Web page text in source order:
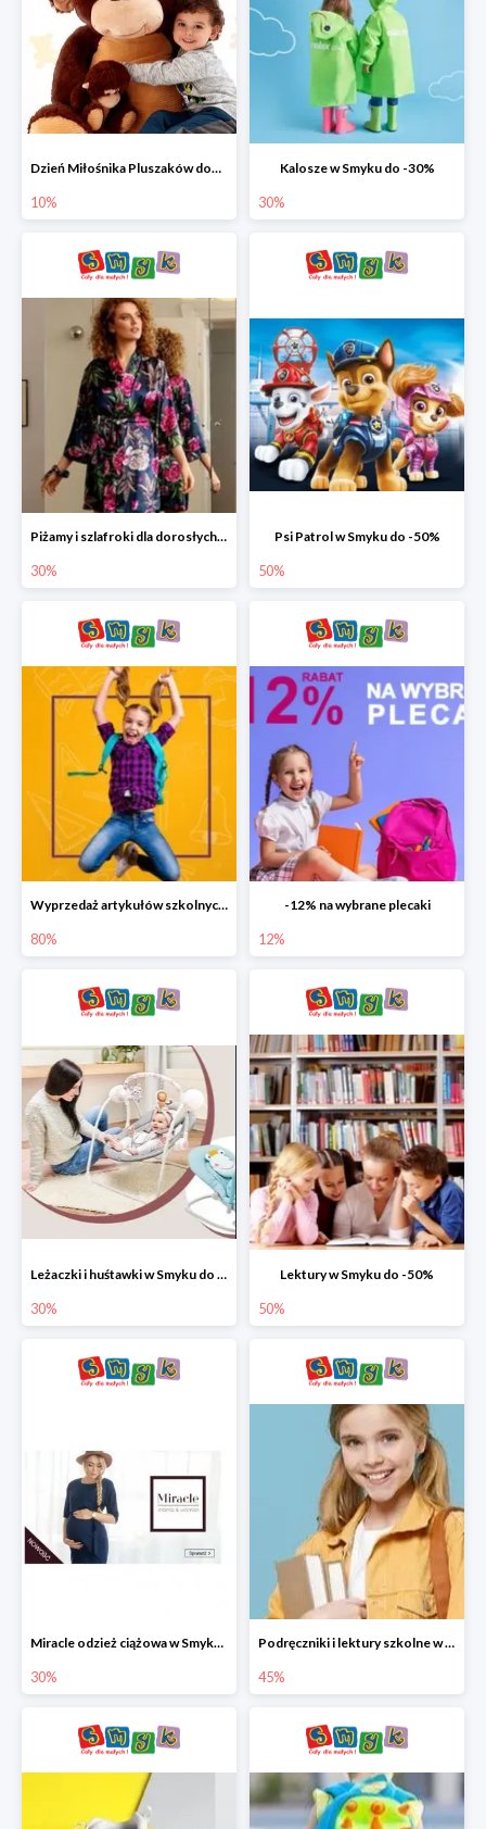
Dzień Miłośnika Pluszaków dodatkowy rabat -10%
10%
Kalosze w Smyku do -30%
30%
Piżamy i szlafroki dla dorosłych w Smyku do -30%
30%
Psi Patrol w Smyku do -50%
50%
Wyprzedaż artykułów szkolnych w Smyku do -80%
80%
-12% na wybrane plecaki
12%
Leżaczki i huśtawki w Smyku do -30%
30%
Lektury w Smyku do -50%
50%
Miracle odzież ciążowa w Smyku co -30%
30%
Podręczniki i lektury szkolne w Smyku do -45%
45%